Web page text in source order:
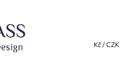
Kč / CZK